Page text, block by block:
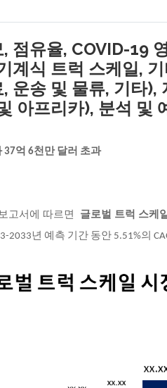
점유율, COVID-19
계식 트럭 스케일,
운송 및 물류, 기타),
아프리카), 분석 및
37억 6천만 달러 초과
고서에 따르면 글로벌 트럭 스케
2033년 예측 기간 동안 5.51%의